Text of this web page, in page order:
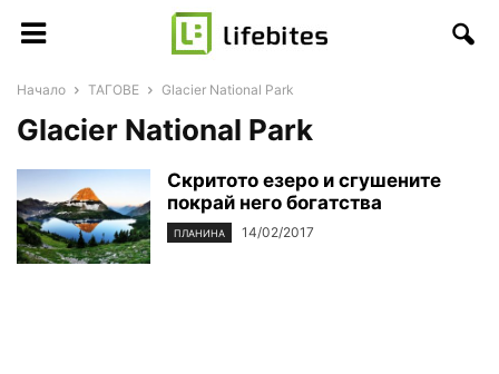
Начало ТАГОВЕ Glacier National Park
Glacier National Park
Скритото езеро и сгушените
покрай него богатства
ПЛАНИНА 14/02/2017